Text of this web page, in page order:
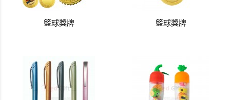
籃球獎牌 籃球獎牌